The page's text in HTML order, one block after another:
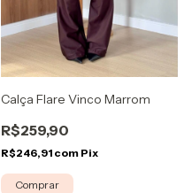
Calça Flare Vinco Marrom
R$259,90
R$246,91 com Pix
Comprar